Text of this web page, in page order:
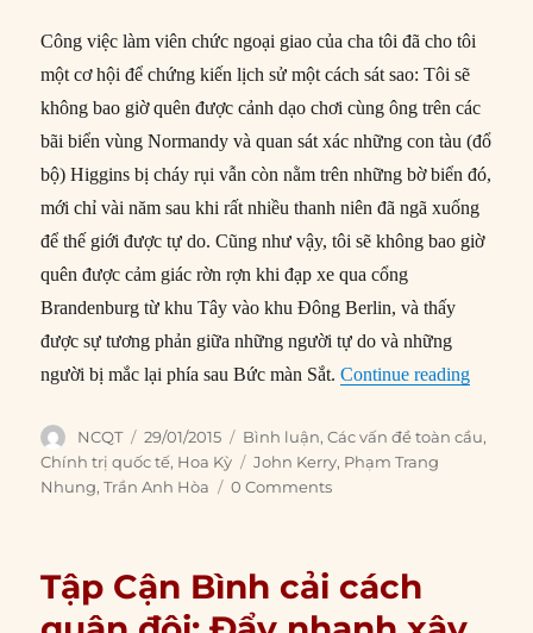
Công việc làm viên chức ngoại giao của cha tôi đã cho tôi
một cơ hội để chứng kiến lịch sử một cách sát sao: Tôi sẽ
không bao giờ quên được cảnh dạo chơi cùng ông trên các
bãi biển vùng Normandy và quan sát xác những con tàu (đổ
bộ) Higgins bị cháy rụi vẫn còn nằm trên những bờ biển đó,
mới chỉ vài năm sau khi rất nhiều thanh niên đã ngã xuống
để thế giới được tự do. Cũng như vậy, tôi sẽ không bao giờ
quên được cảm giác rờn rợn khi đạp xe qua cổng
Brandenburg từ khu Tây vào khu Đông Berlin, và thấy
được sự tương phản giữa những người tự do và những
người bị mắc lại phía sau Bức màn Sắt.Continue reading“Nước
Author
NCQT
Posted
on
29/01/2015 Categories
Bình luận,Các vấn đề toàn cầu,
Chính trị quốc tế, Hoa Kỳ Tags
John Kerry, Phạm Trang
Nhung,Trần Anh Hòa 0 Comments
Tập Cận Bình cải cách